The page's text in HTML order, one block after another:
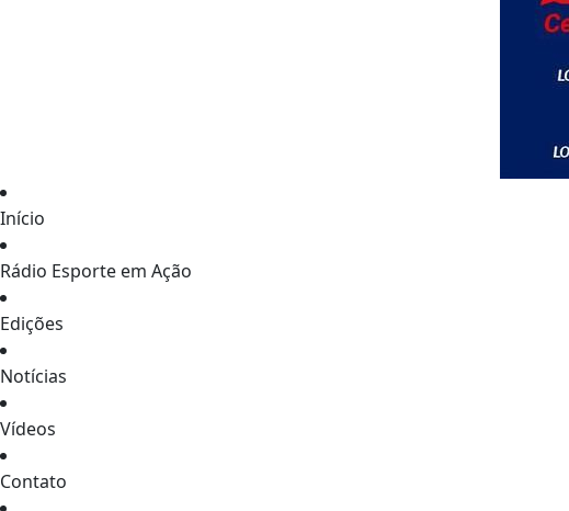
Início
Rádio Esporte em Ação
Edições
Notícias
Vídeos
Contato